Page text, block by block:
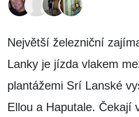
Největší železniční
Lanky je jízda vlakem
plantážemi Srí Lanské
Ellou a Haputale. Čekají